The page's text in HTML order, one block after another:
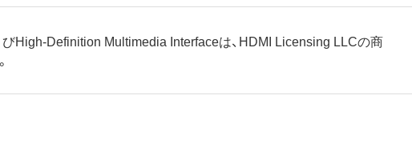
びHigh-Definition Multimedia Interfaceは、HDMI Licensing LLCの商